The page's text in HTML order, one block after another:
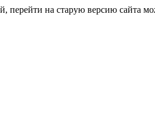
перейти на старую версию сайта